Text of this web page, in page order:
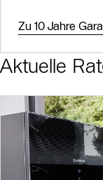
Zu 10 Jahre
Aktuelle